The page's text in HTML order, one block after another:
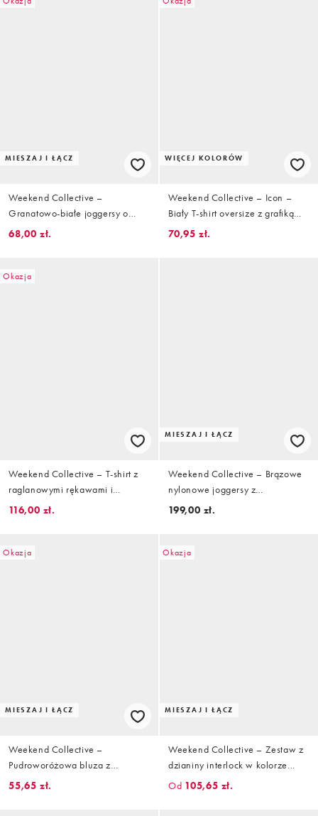
MIESZAJ I ŁĄCZ
Weekend Collective –
Granatowo-białe joggersy o
waflowej teksturze z szerokimi
68,00 zł.
WIĘCEJ KOLORÓW
Weekend Collective – Icon –
Biały T-shirt oversize z grafiką
WCA
70,95 zł.
Okazja
Weekend Collective – T-shirt z
raglanowymi rękawami i
różowym nadrukiem
116,00 zł.
MIESZAJ I ŁĄCZ
Weekend Collective – Brązowe
nylonowe joggersy z
baryłkowymi nogawkami, część
199,00 zł.
Okazja
MIESZAJ I ŁĄCZ
Weekend Collective –
Pudroworóżowa bluza z
odsłoniętymi ramionami i
55,65 zł.
Okazja
MIESZAJ I ŁĄCZ
Weekend Collective – Zestaw z
dzianiny interlock w kolorze
zgaszonego różu
Od 105,65 zł.